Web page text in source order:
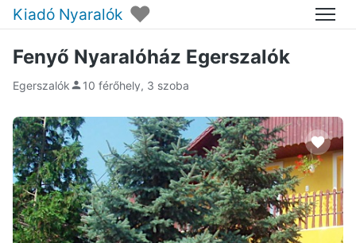
Kiadó Nyaralók ♥ Menü
Fenyő Nyaralóház Egerszalók
Egerszalók 10 férőhely, 3 szoba